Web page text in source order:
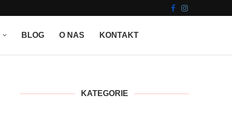
BLOG O NAS KONTAKT
KATEGORIE